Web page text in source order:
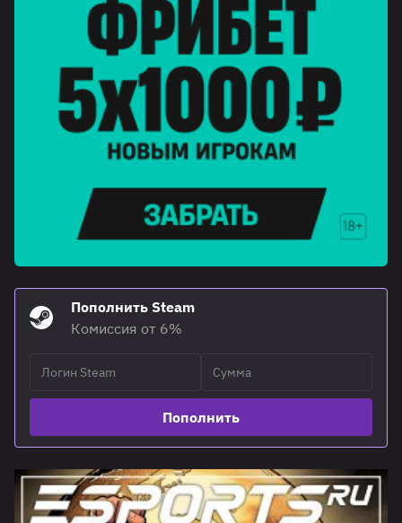
Пополнить Steam
Комиссия от 6%
Пополнить